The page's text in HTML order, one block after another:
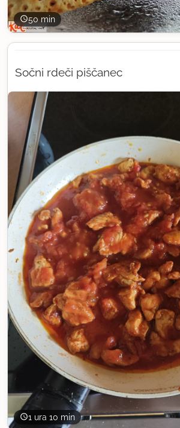
50 min
1 ura 10 min
Sočni rdeči piščanec